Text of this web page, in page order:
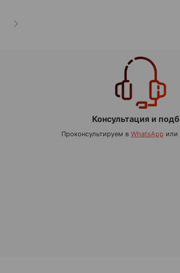
Консультация и
Проконсультируем в WhatsApp или